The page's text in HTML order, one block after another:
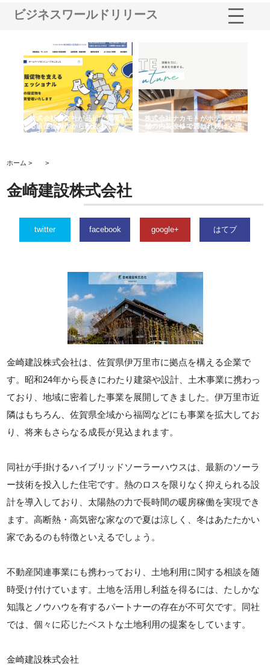
ビジネスワールドリリース
株式会社耕文社が品川で実現す
る販促物製作から配送までワン
ストップ対応
株式会社ナカモトがホテルや店
舗の内装改修で選ばれ続ける理
由
ホーム > >
金崎建設株式会社
twitter facebook google+ はてブ
金崎建設株式会社は、佐賀県伊万里市に拠点を構える企業で
す。昭和24年から長きにわたり建築や設計、土木事業に携わっ
ており、地域に密着した事業を展開してきました。伊万里市近
隣はもちろん、佐賀県全域から福岡などにも事業を拡大してお
り、将来もさらなる成長が見込まれます。
同社が手掛けるハイブリッドソーラーハウスは、最新のソーラ
ー技術を投入した住宅です。熱のロスを限りなく抑えられる設
計を導入しており、太陽熱の力で長時間の暖房稼働を実現でき
ます。高断熱・高気密な家なので夏は涼しく、冬はあたたかい
家であるのも特徴といえるでしょう。
不動産関連事業にも携わっており、土地利用に関する相談を随
時受け付けています。土地を活用し利益を得るには、たしかな
知識とノウハウを有するパートナーの存在が不可欠です。同社
では、個々に応じたベストな土地利用の提案をしています。
金崎建設株式会社